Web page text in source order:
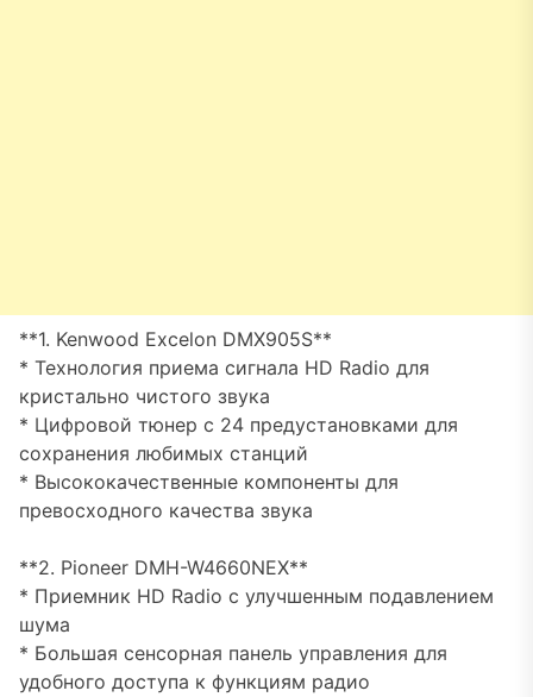
**1. Kenwood Excelon DMX905S**
* Технология приема сигнала HD Radio для
кристально чистого звука
* Цифровой тюнер с 24 предустановками для
сохранения любимых станций
* Высококачественные компоненты для
превосходного качества звука
**2. Pioneer DMH-W4660NEX**
* Приемник HD Radio с улучшенным подавлением
шума
* Большая сенсорная панель управления для
удобного доступа к функциям радио